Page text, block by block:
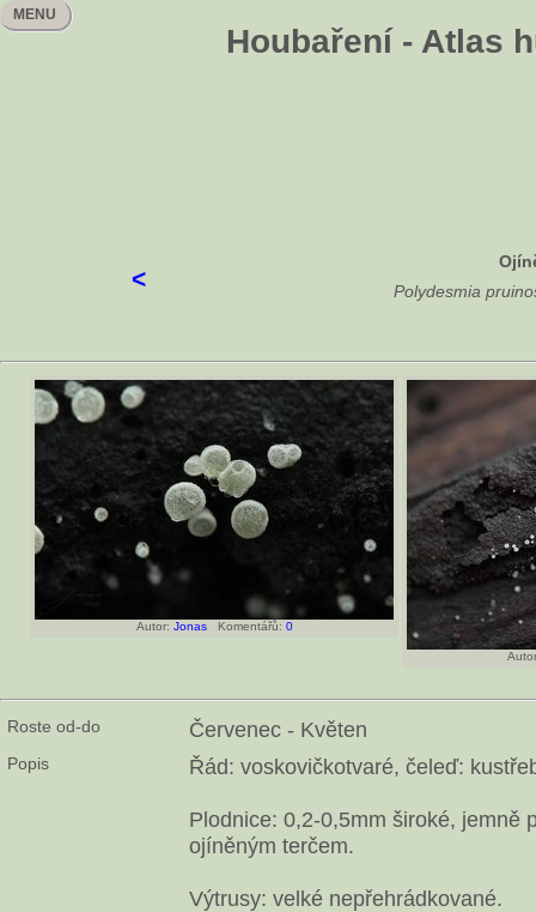
Houbaření - Atlas
MENU
<
Polydesmia
Autor: JonasKomentářů: 0
Roste od-do Červenec - Květen
Popis Řád: voskovičkotvaré, čeleď:
Plodnice: 0,2-0,5mm široké, jemně
ojíněným terčem.
Výtrusy: velké nepřehrádkované.